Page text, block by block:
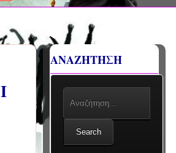
ΑΝΑΖΗΤΗΣΗ
Search